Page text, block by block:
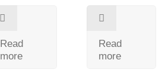
Read
more
Read
more